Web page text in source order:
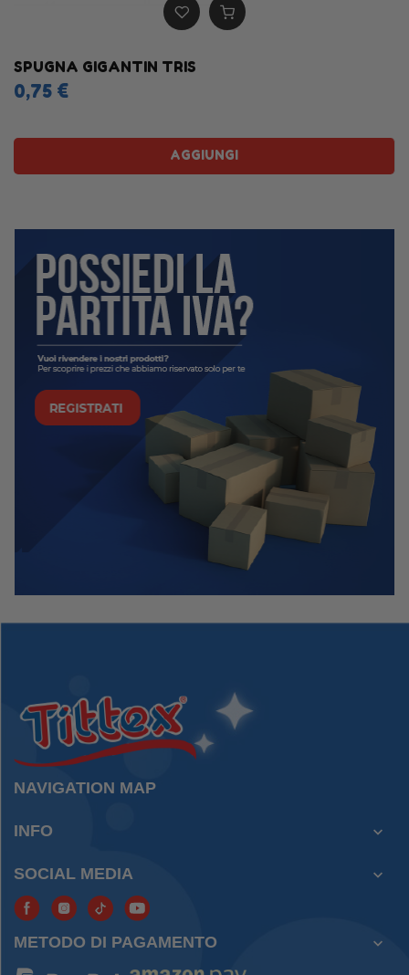
SPUGNA GIGANTIN TRIS
0,75 €
AGGIUNGI
NAVIGATION MAP
INFO 
SOCIAL MEDIA 
METODO DI PAGAMENTO 